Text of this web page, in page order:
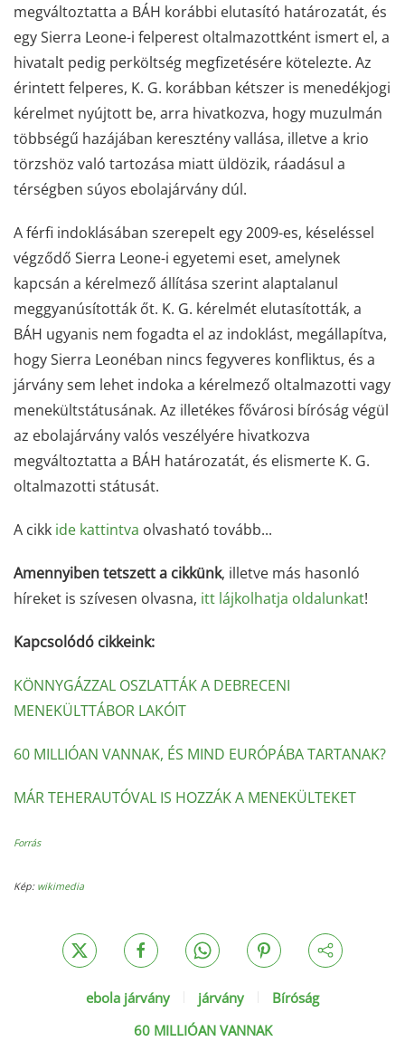
megváltoztatta a BÁH korábbi elutasító határozatát, és
egy Sierra Leone-i felperest oltalmazottként ismert el, a
hivatalt pedig perköltség megfizetésére kötelezte. Az
érintett felperes, K. G. korábban kétszer is menedékjogi
kérelmet nyújtott be, arra hivatkozva, hogy muzulmán
többségű hazájában keresztény vallása, illetve a krio
törzshöz való tartozása miatt üldözik, rá­adásul a
térségben súyos ebolajárvány dúl.
A férfi indoklásában szerepelt egy 2009-es, késeléssel
végződő Sierra Leo­ne-i egyetemi eset, amelynek
kapcsán a kérelmező állítása szerint alaptalanul
meggyanúsították őt. K. G. kérelmét elutasították, a
BÁH ugyanis nem fogadta el az indoklást, megállapítva,
hogy Sierra Leonéban nincs fegyveres konfliktus, és a
járvány sem lehet indoka a kérelmező oltalmazotti vagy
menekültstátusának. Az illetékes fővárosi bíróság végül
az ebolajárvány valós veszélyére hivatkozva
megváltoztatta a BÁH határozatát, és elismerte K. G.
oltalmazotti státusát.
A cikk ide kattintva olvasható tovább...
Amennyiben tetszett a cikkünk, illetve más hasonló
híreket is szívesen olvasna, itt lájkolhatja oldalunkat!
Kapcsolódó cikkeink:
KÖNNYGÁZZAL OSZLATTÁK A DEBRECENI
MENEKÜLTTÁBOR LAKÓIT
60 MILLIÓAN VANNAK, ÉS MIND EURÓPÁBA TARTANAK?
MÁR TEHERAUTÓVAL IS HOZZÁK A MENEKÜLTEKET
Forrás
Kép: wikimedia
ebola járvány járvány
Bíróság
60 MILLIÓAN VANNAK